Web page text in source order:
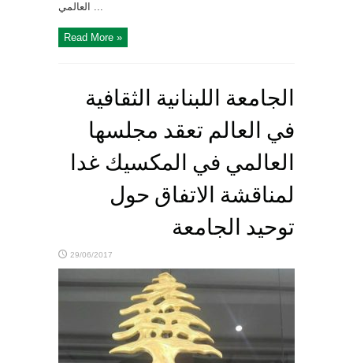
العالمي ...
Read More »
الجامعة اللبنانية الثقافية
في العالم تعقد مجلسها
العالمي في المكسيك غدا
لمناقشة الاتفاق حول
توحيد الجامعة
29/06/2017